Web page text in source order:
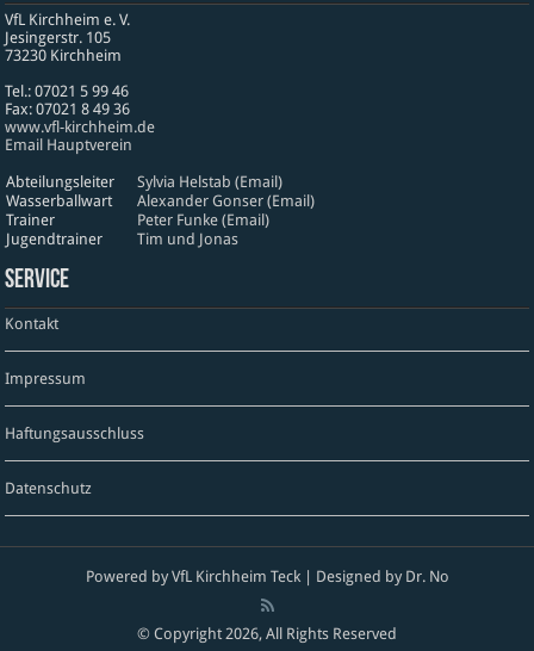
VfL Kirchheim e. V.
Jesinger­str. 105
73230 Kirch­heim
Tel.: 07021 5 99 46
Fax: 07021 8 49 36
www​.vfl​-kirch​heim​.de
Email Hauptverein
Abteilungsleiter
Sylvia Helstab (Email)
Wasserballwart
Alexander Gonser (Email)
Trainer
Peter Funke (Email)
Jugendtrainer
Tim und Jonas
Service
Kontakt
Impressum
Haftungsausschluss
Datenschutz
Powered by VfL Kirchheim Teck | Designed by Dr. No
© Copyright 2026, All Rights Reserved